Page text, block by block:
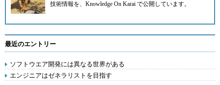
技術情報を、 Knowledge On Karai で公開しています。
最近のエントリー
ソフトウエア開発には異なる世界がある
エンジニアはゼネラリストを目指す